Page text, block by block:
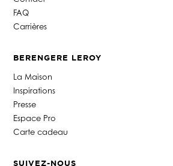
FAQ
Carrières
BERENGERE LEROY
La Maison
Inspirations
Presse
Espace Pro
Carte cadeau
SUIVEZ-NOUS